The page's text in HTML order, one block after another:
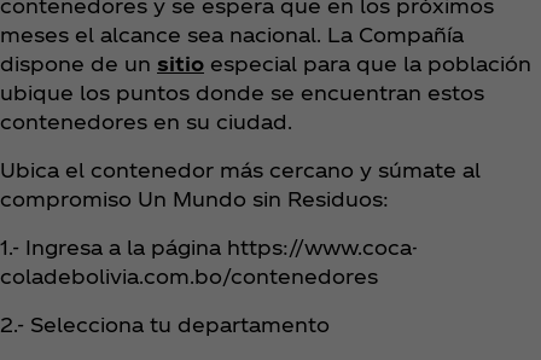
contenedores y se espera que en los próximos
meses el alcance sea nacional. La Compañía
dispone de un sitio especial para que la población
ubique los puntos donde se encuentran estos
contenedores en su ciudad.
Ubica el contenedor más cercano y súmate al
compromiso Un Mundo sin Residuos:
1.- Ingresa a la página https://www.coca-
coladebolivia.com.bo/contenedores
2.- Selecciona tu departamento